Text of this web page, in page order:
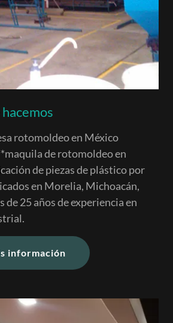
rotomoldeo en México
de rotomoldeo en
de piezas de plástico por
en Morelia, Michoacán,
de 25 años de experiencia en
información